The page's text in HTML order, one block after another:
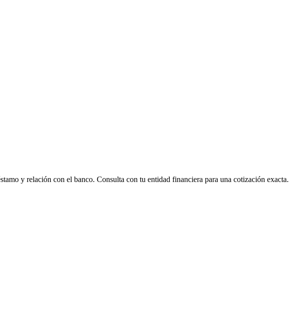
y relación con el banco. Consulta con tu entidad financiera para una cotización exacta.